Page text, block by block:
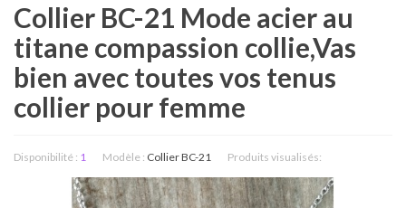
Collier BC-21 Mode acier au
titane compassion collie,Vas
bien avec toutes vos tenus
collier pour femme
Disponibilité : 1 Modèle : Collier BC-21 Produits visualisés: